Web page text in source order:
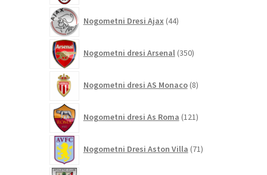
Nogometni Dresi Ajax 44izdelkov
Nogometni dresi Arsenal 350izdelkov
Nogometni dresi AS Monaco 8izdelkov
Nogometni dresi As Roma 121izdelkov
Nogometni Dresi Aston Villa 71izdelkov